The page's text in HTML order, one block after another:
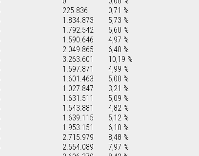
225.836
0,71 %
1.834.873
5,73 %
1.792.542
5,60 %
1.590.646
4,97 %
2.049.865
6,40 %
3.263.601
10,19 %
1.597.871
4,99 %
1.601.463
5,00 %
1.027.847
3,21 %
1.631.511
5,09 %
1.543.881
4,82 %
1.639.115
5,12 %
1.953.151
6,10 %
2.715.979
8,48 %
2.554.089
7,97 %